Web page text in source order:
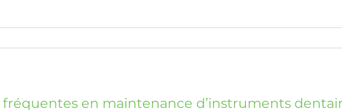
fréquentes en maintenance d’instruments